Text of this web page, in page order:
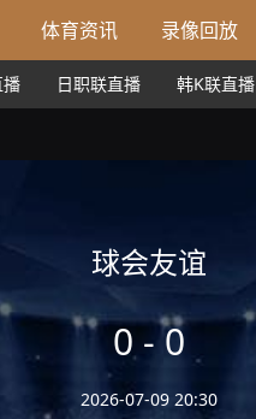
体育资讯 录像回放
播 日职联直播 韩K联直播
球会友谊
0 - 0
2026-07-09 20:30